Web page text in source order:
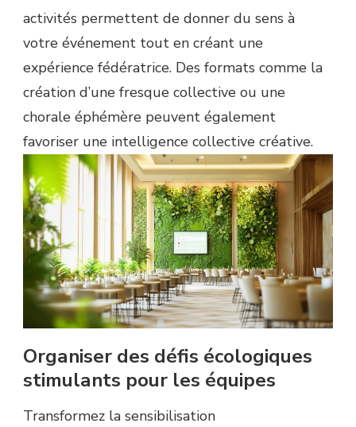
activités permettent de donner du sens à
votre événement tout en créant une
expérience fédératrice. Des formats comme la
création d’une fresque collective ou une
chorale éphémère peuvent également
favoriser une intelligence collective créative.
Organiser des défis écologiques
stimulants pour les équipes
Transformez la sensibilisation